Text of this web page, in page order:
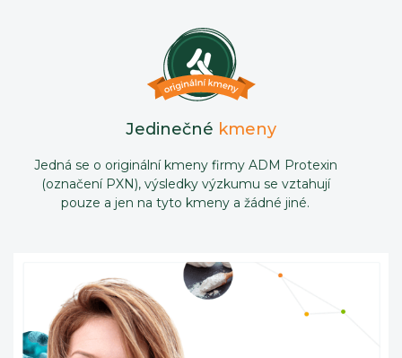
Jedinečné kmeny
Jedná se o originální kmeny firmy ADM Protexin
(označení PXN), výsledky výzkumu se vztahují
pouze a jen na tyto kmeny a žádné jiné.